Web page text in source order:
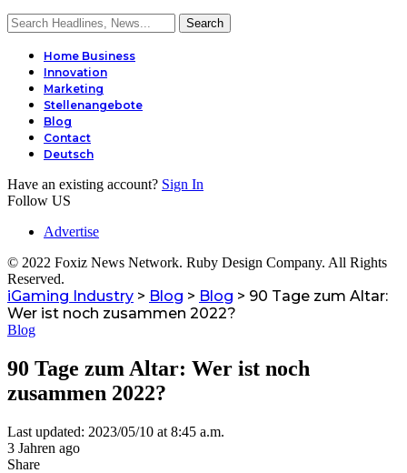
Home Business
Innovation
Marketing
Stellenangebote
Blog
Contact
Deutsch
Have an existing account? Sign In
Follow US
Advertise
© 2022 Foxiz News Network. Ruby Design Company. All Rights
Reserved.
iGaming Industry > Blog > Blog > 90 Tage zum Altar:
Wer ist noch zusammen 2022?
Blog
90 Tage zum Altar: Wer ist noch
zusammen 2022?
Last updated: 2023/05/10 at 8:45 a.m.
3 Jahren ago
Share